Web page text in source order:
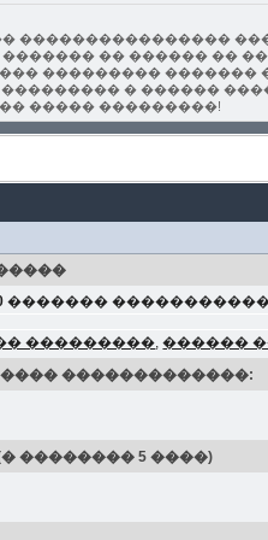
����������������
�� ������ ��
��������� �������
� ������
����� ���������!
�������
���������,������
�������������:
�������� 5 ����)